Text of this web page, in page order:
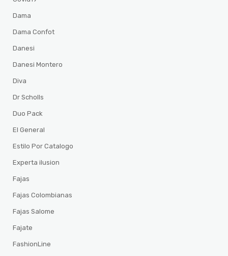
Dama
Dama Confot
Danesi
Danesi Montero
Diva
Dr Scholls
Duo Pack
El General
Estilo Por Catalogo
Experta ilusion
Fajas
Fajas Colombianas
Fajas Salome
Fajate
FashionLine